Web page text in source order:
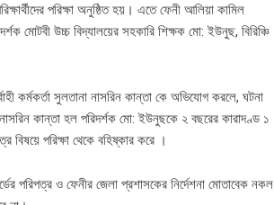
পরিক্ষা অনুষ্ঠিত হয়। এতে ফেনী আলিয়া কামিল
মোটবী উচ্চ বিদ্যালয়ের সহকারি শিক্ষক মো: ইউনুছ, বিরিঞ্চি
কর্মকর্তা সুলতানা নাসরিন কান্তা কে অভিযোগ করলে, ঘটনা
নাসরিন কান্তা হল পরিদর্শক মো: ইউনুছকে ২ বছরের কারাদণ্ড ১
বিষয়ে পরিক্ষা থেকে বহিষ্কার করে ।
পরিপত্র ও ফেনীর জেলা প্রশাসকের নির্দেশনা মোতাবেক নকল